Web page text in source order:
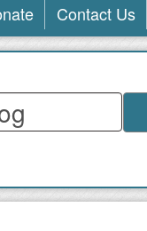
Contact Us